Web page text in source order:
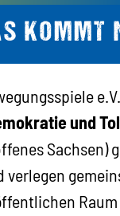
KOMMT
und
verlegen